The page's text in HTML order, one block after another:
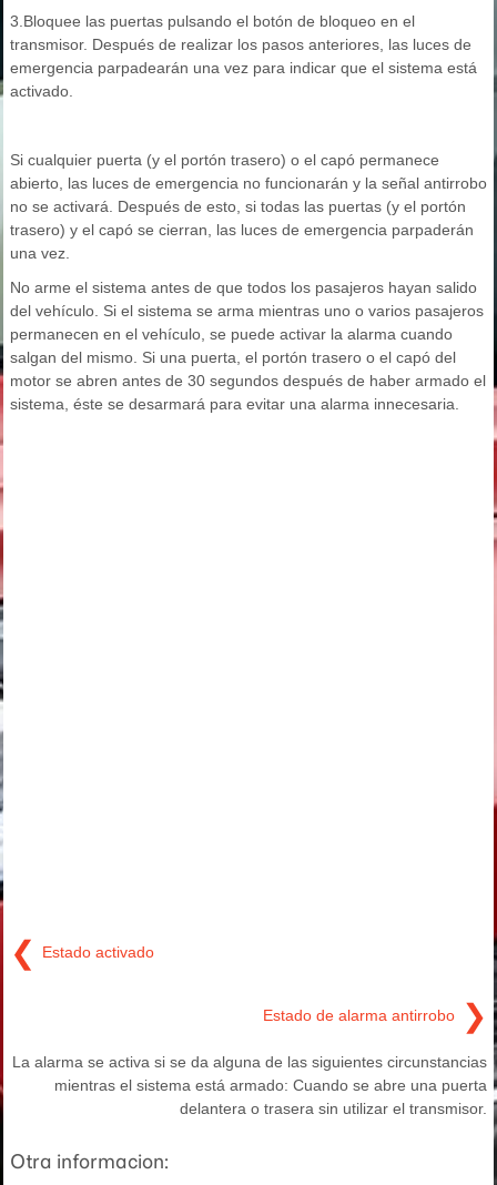
3.Bloquee las puertas pulsando el botón de bloqueo en el
transmisor. Después de realizar los pasos anteriores, las luces de
emergencia parpadearán una vez para indicar que el sistema está
activado.
Si cualquier puerta (y el portón trasero) o el capó permanece
abierto, las luces de emergencia no funcionarán y la señal antirrobo
no se activará. Después de esto, si todas las puertas (y el portón
trasero) y el capó se cierran, las luces de emergencia parpaderán
una vez.
No arme el sistema antes de que todos los pasajeros hayan salido
del vehículo. Si el sistema se arma mientras uno o varios pasajeros
permanecen en el vehículo, se puede activar la alarma cuando
salgan del mismo. Si una puerta, el portón trasero o el capó del
motor se abren antes de 30 segundos después de haber armado el
sistema, éste se desarmará para evitar una alarma innecesaria.
❮ Estado activado
Estado de alarma antirrobo ❯
La alarma se activa si se da alguna de las siguientes circunstancias
mientras el sistema está armado: Cuando se abre una puerta
delantera o trasera sin utilizar el transmisor.
Otra informacion: